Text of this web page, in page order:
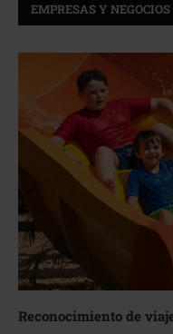
EMPRESAS Y NEGOCIOS
Reconocimiento de